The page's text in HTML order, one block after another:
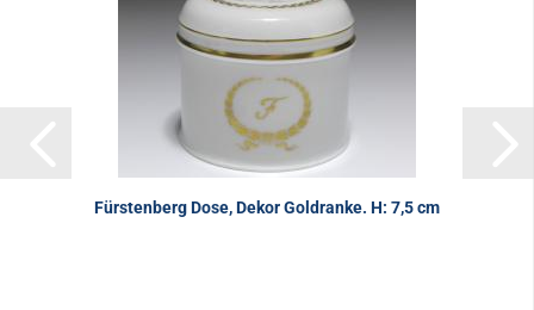
Fürstenberg Dose, Dekor Goldranke. H: 7,5 cm